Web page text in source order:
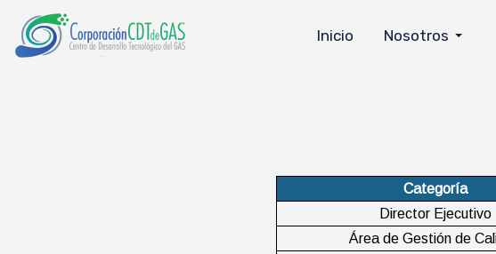
Inicio Nosotros
Categoría
Director Ejecutivo
Área de Gestión de